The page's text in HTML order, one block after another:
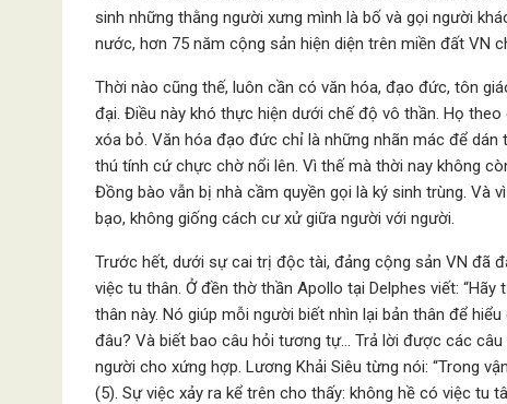
sinh những thằng người xưng mình là bố và gọi người
nước, hơn 75 năm cộng sản hiện diện trên miền đất VN
Thời nào cũng thế, luôn cần có văn hóa, đạo đức, tôn
đại. Điều này khó thực hiện dưới chế độ vô thần. Họ
xóa bỏ. Văn hóa đạo đức chỉ là những nhãn mác để
thú tính cứ chực chờ nổi lên. Vì thế mà thời nay không
Đồng bào vẫn bị nhà cầm quyền gọi là ký sinh trùng. Và
bạo, không giống cách cư xử giữa người với người.
Trước hết, dưới sự cai trị độc tài, đảng cộng sản VN đã
việc tu thân. Ở đền thờ thần Apollo tại Delphes viết:
thân này. Nó giúp mỗi người biết nhìn lại bản thân để
đâu? Và biết bao câu hỏi tương tự… Trả lời được các
người cho xứng hợp. Lương Khải Siêu từng nói: “Trong
(5). Sự việc xảy ra kể trên cho thấy: không hề có việc tu